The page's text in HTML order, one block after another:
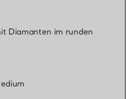
Diamanten im runden